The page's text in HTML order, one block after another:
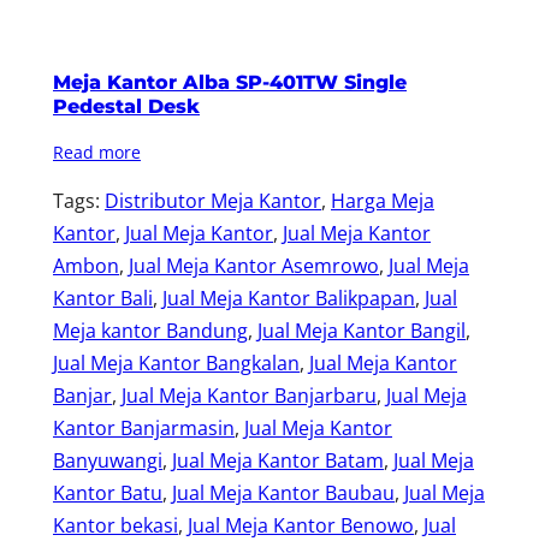
Meja Kantor Alba SP-401TW Single
Pedestal Desk
Read more
Tags: Distributor Meja Kantor, Harga Meja
Kantor, Jual Meja Kantor, Jual Meja Kantor
Ambon, Jual Meja Kantor Asemrowo, Jual Meja
Kantor Bali, Jual Meja Kantor Balikpapan, Jual
Meja kantor Bandung, Jual Meja Kantor Bangil
Jual Meja Kantor Bangkalan, Jual Meja Kantor
Banjar, Jual Meja Kantor Banjarbaru, Jual Meja
Kantor Banjarmasin, Jual Meja Kantor
Banyuwangi, Jual Meja Kantor Batam, Jual Meja
Kantor Batu, Jual Meja Kantor Baubau, Jual Meja
Kantor bekasi, Jual Meja Kantor Benowo, Jual